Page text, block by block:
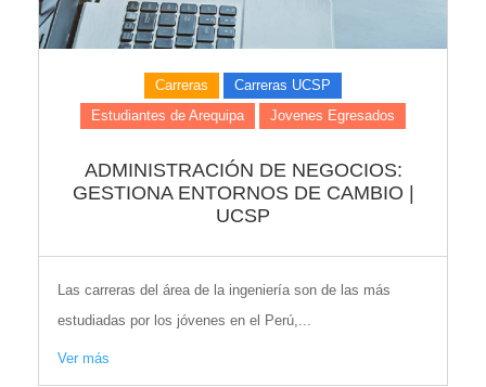
Carreras
Carreras UCSP
Estudiantes de Arequipa
Jovenes Egresados
ADMINISTRACIÓN DE NEGOCIOS:
GESTIONA ENTORNOS DE CAMBIO |
UCSP
Las carreras del área de la ingeniería son de las más
estudiadas por los jóvenes en el Perú,...
Ver más